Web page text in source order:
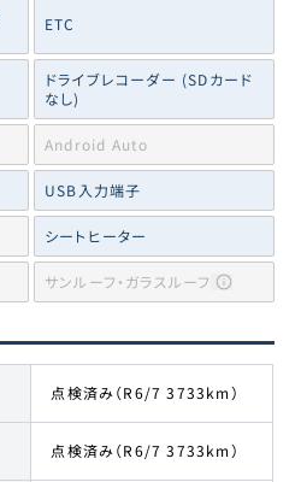
ETC
ドライブレコーダー (SDカード
なし)
Android Auto
USB入力端子
シートヒーター
サンルーフ・ガラスルーフ
点検済み（R6/7 3733km）
点検済み（R6/7 3733km）